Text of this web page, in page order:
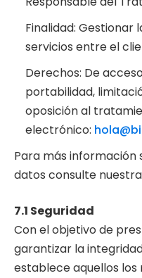
Finalidad: Gestionar
servicios entre el
Derechos: De
portabilidad,
oposición al
electrónico:
Para más
datos consulte
7.1 Seguridad
Con el objetivo de
garantizar la
establece aquellos los